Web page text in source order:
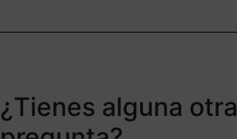
¿Tienes alguna otra